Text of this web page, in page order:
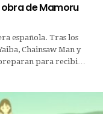
obra de Mamoru
española. Tras los
Chainsaw Man y
preparan para recibi…